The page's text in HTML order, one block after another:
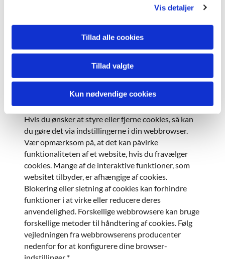
Vis detaljer
Tillad alle cookies
Tillad valgte
Kun nødvendige cookies
dine sprogindstillinger eller andre præferencer.
Cookies er vigtige for os, fordi de hjælper til at gøre
vores online-tjenester lettere at bruge, til at følge
med i hvordan vores website bruges og til at hjælpe
os med at levere den bedste service til dig. For at
gøre det lettere for dig at overskue den måde,
hjemmesiden bruger cookies på, har vi grupperet
vores cookies i nogle letforståelige kategorier.
Hvis du ønsker at styre eller fjerne cookies, så kan
du gøre det via indstillingerne i din webbrowser.
Vær opmærksom på, at det kan påvirke
funktionaliteten af et website, hvis du fravælger
cookies. Mange af de interaktive funktioner, som
websitet tilbyder, er afhængige af cookies.
Blokering eller sletning af cookies kan forhindre
funktioner i at virke eller reducere deres
anvendelighed. Forskellige webbrowsere kan bruge
forskellige metoder til håndtering af cookies. Følg
vejledningen fra webbrowserens producenter
nedenfor for at konfigurere dine browser-